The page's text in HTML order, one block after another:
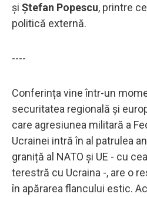
și Ștefan Popescu, printre
politică externă.
----
Conferința vine într-un
securitatea regională și
care agresiunea militară a
Ucrainei intră în al patrulea
graniță al NATO și UE - cu
terestră cu Ucraina -, are o
în apărarea flancului estic.